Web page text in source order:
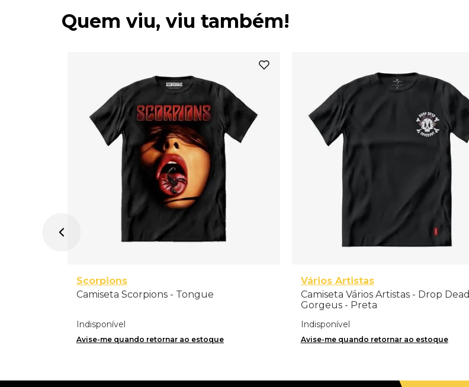
Quem viu, viu também!
Scorpions
Camiseta Scorpions - Tongue
Indisponível
Avise-me quando retornar ao estoque
Vários Artistas
Camiseta Vários Artistas - Drop Dead
Gorgeus - Preta
Indisponível
Avise-me quando retornar ao estoque